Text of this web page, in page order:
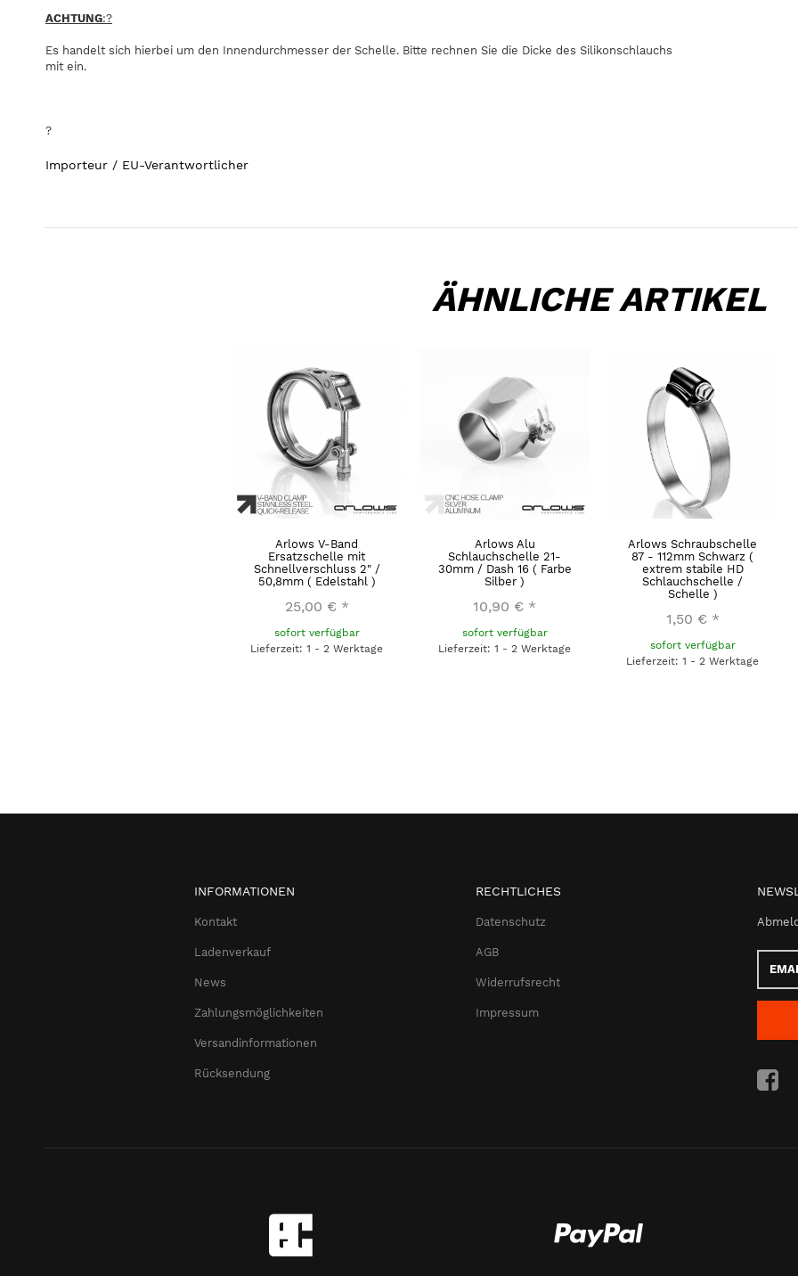
ACHTUNG:?
Es handelt sich hierbei um den Innendurchmesser der Schelle. Bitte rechnen Sie die Dicke des Silikonschlauchs
mit ein.
?
Importeur / EU-Verantwortlicher
ÄHNLICHE ARTIKEL
Arlows V-Band
Ersatzschelle mit
Schnellverschluss 2" /
50,8mm ( Edelstahl )
25,00 € *
sofort verfügbar
Lieferzeit: 1 - 2 Werktage
Arlows Alu
Schlauchschelle 21-
30mm / Dash 16 ( Farbe
Silber )
10,90 € *
sofort verfügbar
Lieferzeit: 1 - 2 Werktage
Arlows Schraubschelle
87 - 112mm Schwarz (
extrem stabile HD
Schlauchschelle /
Schelle )
1,50 € *
sofort verfügbar
Lieferzeit: 1 - 2 Werktage
INFORMATIONEN
Kontakt
Ladenverkauf
News
Zahlungsmöglichkeiten
Versandinformationen
Rücksendung
RECHTLICHES
Datenschutz
AGB
Widerrufsrecht
Impressum
Email-